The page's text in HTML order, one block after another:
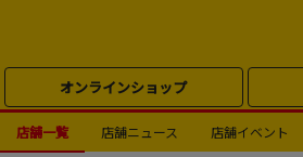
オンラインショップ
店舗一覧 店舗ニュース 店舗イベント